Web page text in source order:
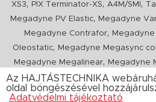
XS3, PIX Terminator-XS, A4M/SMI ,
Megadyne PV Elastic, Megadyne
Megadyne Contrafor,
Oleostatic, Megadyne Megasync
Megadyne Megalinear, Megadyne
Pull, PIX X'Ceed,Megadyne Pull
ConCar,Megadyne Megarib ,
Az HAJTÁSTECHNIKA
oldal böngészésével
Adatvédelmi tájékoztató